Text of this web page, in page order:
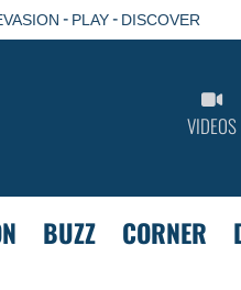
- PLAY- DISCOVER
VIDEOS
BUZZ CORNER